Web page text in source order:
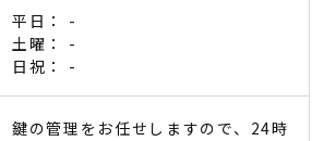
平日： -
土曜： -
日祝： -
鍵の管理をお任せしますので、24時